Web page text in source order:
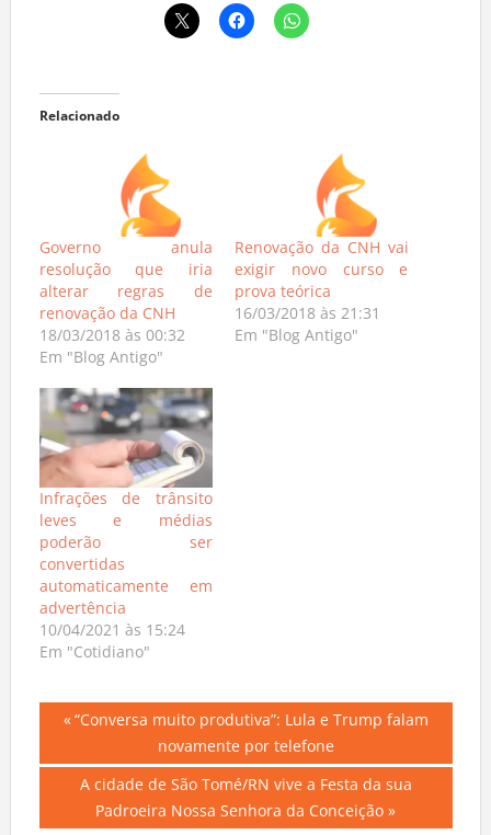
Relacionado
Governo anula
resolução que iria
alterar regras de
renovação da CNH
18/03/2018 às 00:32
Em "Blog Antigo"
Renovação da CNH vai
exigir novo curso e
prova teórica
16/03/2018 às 21:31
Em "Blog Antigo"
Infrações de trânsito
leves e médias
poderão ser
convertidas
automaticamente em
advertência
10/04/2021 às 15:24
Em "Cotidiano"
Navegação
de
Post
Previous
“Conversa muito produtiva”: Lula e Trump falam
novamente por telefone
Next
Post:
A cidade de São Tomé/RN vive a Festa da sua
Padroeira Nossa Senhora da Conceição